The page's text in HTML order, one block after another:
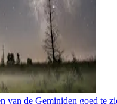
van de Geminiden goed te